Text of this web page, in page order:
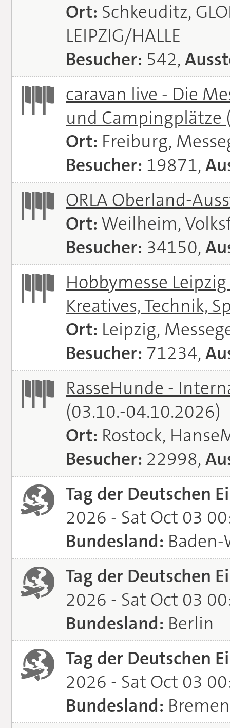
Ort: Schkeuditz,
LEIPZIG/HALLE
Besucher: 542,
caravan live - Die
und Campingplätze
Ort: Freiburg,
Besucher: 19871,
ORLA Oberland-
Ort: Weilheim,
Besucher: 34150,
Hobbymesse
Kreatives, Technik,
Ort: Leipzig,
Besucher: 71234,
RasseHunde -
(03.10.-04.10.2026)
Ort: Rostock,
Besucher: 22998,
Tag der Deutschen
2026 - Sat Oct 03
Bundesland:
Tag der Deutschen
2026 - Sat Oct 03
Bundesland: Berlin
Tag der Deutschen
2026 - Sat Oct 03
Bundesland: Bremen